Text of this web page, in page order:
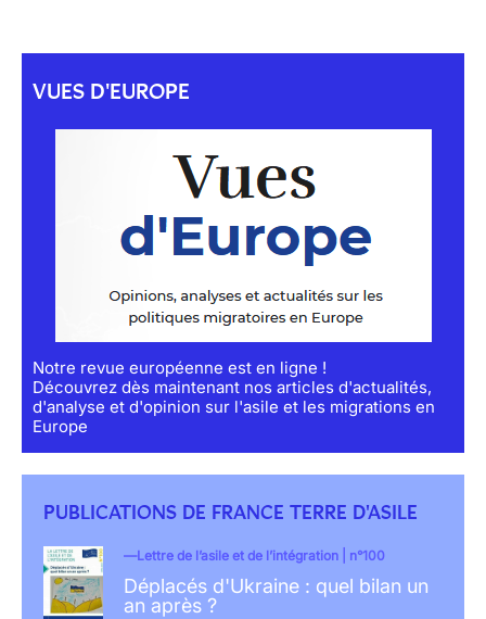
VUES D'EUROPE
Notre revue européenne est en ligne !
Découvrez dès maintenant nos articles d'actualités,
d'analyse et d'opinion sur l'asile et les migrations en
Europe
PUBLICATIONS DE FRANCE TERRE D'ASILE
Lettre de l’asile et de l’intégration | n°100
Déplacés d'Ukraine : quel bilan un
an après ?